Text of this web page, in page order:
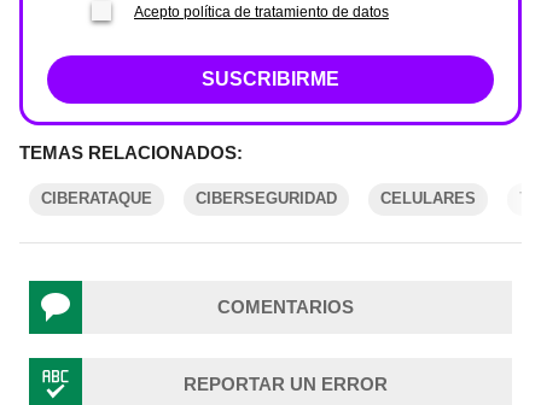
Acepto política de tratamiento de datos
SUSCRIBIRME
TEMAS RELACIONADOS:
CIBERATAQUE CIBERSEGURIDAD CELULARES
COMENTARIOS
REPORTAR UN ERROR